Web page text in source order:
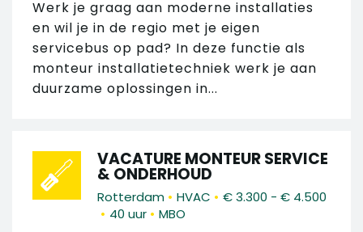
Werk je graag aan moderne installaties
en wil je in de regio met je eigen
servicebus op pad? In deze functie als
monteur installatietechniek werk je aan
duurzame oplossingen in...
VACATURE MONTEUR SERVICE
& ONDERHOUD
Rotterdam • HVAC • € 3.300 - € 4.500
• 40 uur • MBO